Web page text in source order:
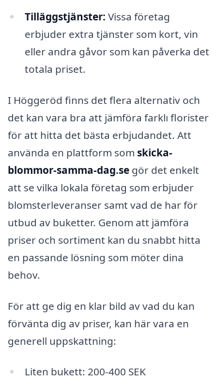
Tilläggstjänster: Vissa företag
erbjuder extra tjänster som kort, vin
eller andra gåvor som kan påverka det
totala priset.
I Höggeröd finns det flera alternativ och
det kan vara bra att jämföra farklı florister
för att hitta det bästa erbjudandet. Att
använda en plattform som skicka-
blommor-samma-dag.se gör det enkelt
att se vilka lokala företag som erbjuder
blomsterleveranser samt vad de har för
utbud av buketter. Genom att jämföra
priser och sortiment kan du snabbt hitta
en passande lösning som möter dina
behov.
För att ge dig en klar bild av vad du kan
förvänta dig av priser, kan här vara en
generell uppskattning:
Liten bukett: 200-400 SEK